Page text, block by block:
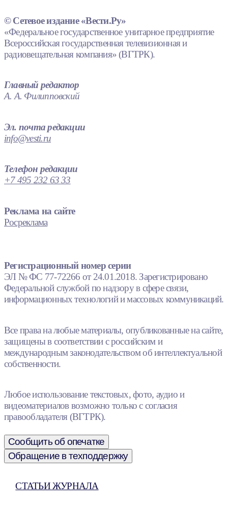
© Сетевое издание «Вести.Ру»
«Федеральное государственное унитарное предприятие
Всероссийская государственная телевизионная и
радиовещательная компания» (ВГТРК).
Главный редактор
А. А. Филипповский
Эл. почта редакции
info@vesti.ru
Телефон редакции
+7 495 232 63 33
Реклама на сайте
Росреклама
Регистрационный номер серии
ЭЛ № ФС 77-72266 от 24.01.2018. Зарегистрировано
Федеральной службой по надзору в сфере связи,
информационных технологий и массовых коммуникаций.
Все права на любые материалы, опубликованные на сайте,
защищены в соответствии с российским и
международным законодательством об интеллектуальной
собственности.
Любое использование текстовых, фото, аудио и
видеоматериалов возможно только с согласия
правообладателя (ВГТРК).
Сообщить об опечатке
Обращение в техподдержку
СТАТЬИ ЖУРНАЛА